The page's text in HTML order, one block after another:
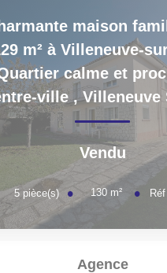
maison
m² à Villeneuve-
calme et
ville ,Villeneuve
Vendu
5pièce(s) 130 m²
Agence